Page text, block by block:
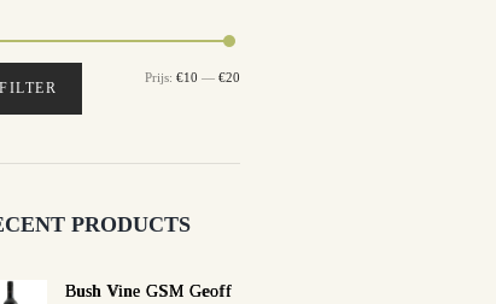
FILTER
Prijs:€10 —€20
PRODUCTS
Bush Vine GSM Geoff